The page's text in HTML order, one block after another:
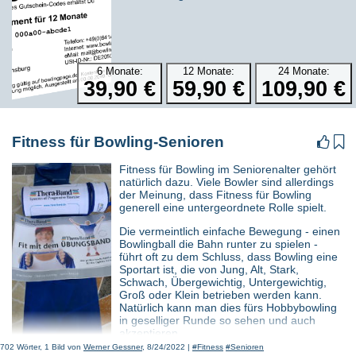
Mitglied des Bundesliga-Tea...
Viele Fragen, die Bowler*innen oft stellen sind: Gibt es Tipps für meine
Knieprobleme?Ich bin natürl...
und Taktik?
Die Pin-Aufsteller sind in Bowlingcentern genauso einem Wandel
unterworfen, wie vor mehreren Jahren...
6 Monate:
39,90 €
12 Monate:
59,90 €
24 Monate:
109,90 €
 
Fitness für Bowling-Senioren
Fitness für Bowling im Seniorenalter gehört
natürlich dazu. Viele Bowler sind allerdings
der Meinung, dass Fitness für Bowling
generell eine untergeordnete Rolle spielt.
Die vermeintlich einfache Bewegung - einen
Bowlingball die Bahn runter zu spielen -
führt oft zu dem Schluss, dass Bowling eine
Sportart ist, die von Jung, Alt, Stark,
Schwach, Übergewichtig, Untergewichtig,
Groß oder Klein betrieben werden kann.
Natürlich kann man dies fürs Hobbybowling
in geselliger Runde so sehen und auch
akzeptieren.
702 Wörter, 1 Bild von Werner Gessner, 8/24/2022 | #Fitness #Senioren